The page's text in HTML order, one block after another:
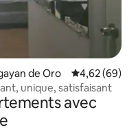
de Oro Évaluation
4,62 (69)
unique, satisfaisant
avec